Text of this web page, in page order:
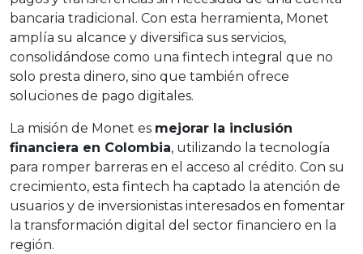
bancaria tradicional. Con esta herramienta, Monet
amplía su alcance y diversifica sus servicios,
consolidándose como una fintech integral que no
solo presta dinero, sino que también ofrece
soluciones de pago digitales.
La misión de Monet es mejorar la inclusión
financiera en Colombia, utilizando la tecnología
para romper barreras en el acceso al crédito. Con su
crecimiento, esta fintech ha captado la atención de
usuarios y de inversionistas interesados en fomentar
la transformación digital del sector financiero en la
región.